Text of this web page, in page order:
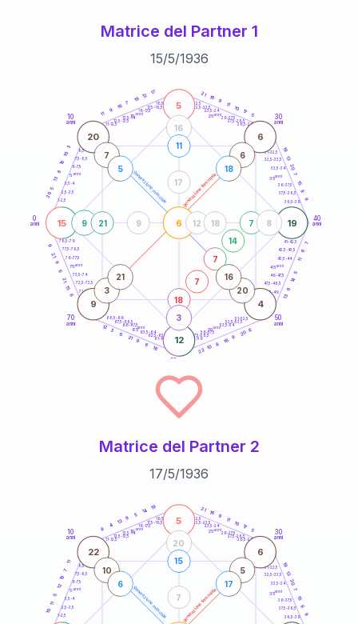
Matrice del Partner 1
15/5/1936
generazione maschile generazione femminile
0
anni
10
anni
30
anni
40
anni
50
anni
60
70
anni
1-2,5
2,5-3,5
3,5-4
6-7,5
7,5-8,5
8,5-9
11-12,5
12,5-13,5
13,5-14
16-17,5
17,5-18,5
18,5-19
21-22,5
22,5-23,5
23,5-24
26-27,5
27,5-28,5
28,5-29
31-32,5
32,5-33,5
33,5-34
36-37,5
37,5-38,5
38,5-39
41-42,5
42,5-43,5
43,5-44
46-47,5
47,5-48,5
48,5-49
51-52,5
52,5-53,5
53,5-54
56-57,5
57,5-58,5
58,5-59
61-62,5
62,5-63,5
63,5-64
66-67,5
67,5-68,5
68,5-69
71-72,5
72,5-73,5
73,5-74
76-77,5
77,5-78,5
78,5-79
20
5
13
8
18
10
3
11
9
16 7
19 12
17 21
16
9
11
10
17
5
19
13
20
7
15
8
9
7
6
11
5
14
9
13
6
20
9
16
8
10
22
18
6
9
21
6
3
12
6
15
21
6
9
21
9
15
5
19
12
6
20 6
9 4
18
7
7
14
7
9
16
8
3
21
11
12 18
9
17
7
5
6
18
3
21
20
16
5anni
15 anni 25anni
35anni
45anni
55anni
65anni
75anni
Matrice del Partner 2
17/5/1936
generazione maschile generazione femminile
10
anni
30
anni
1-2,5
2,5-3,5
3,5-4
6-7,5
7,5-8,5
8,5-9
11-12,5
12,5-13,5
13,5-14
16-17,5
17,5-18,5
18,5-19 21-22,5
22,5-23,5
23,5-24
26-27,5
27,5-28,5
28,5-29
31-32,5
32,5-33,5
33,5-34
36-37,5
37,5-38,5
38,5-39
10
11
5
12
19
7
11
8
4
13
9
5
14
19 21
16
9
11
10
17
5
19
13
20
7
15
8
9
5
22 6
20
15
7
10
6
5
17
5anni
15 anni 25anni
35anni